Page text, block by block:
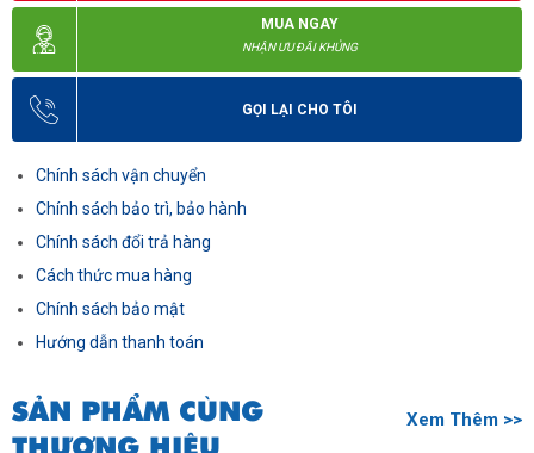
MUA NGAY
NHẬN ƯU ĐÃI KHỦNG
GỌI LẠI CHO TÔI
Chính sách vận chuyển
Chính sách bảo trì, bảo hành
Chính sách đổi trả hàng
Cách thức mua hàng
Chính sách bảo mật
Hướng dẫn thanh toán
SẢN PHẨM CÙNG
Xem Thêm >>